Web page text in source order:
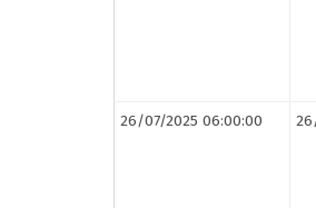
26/07/2025 06:00:00